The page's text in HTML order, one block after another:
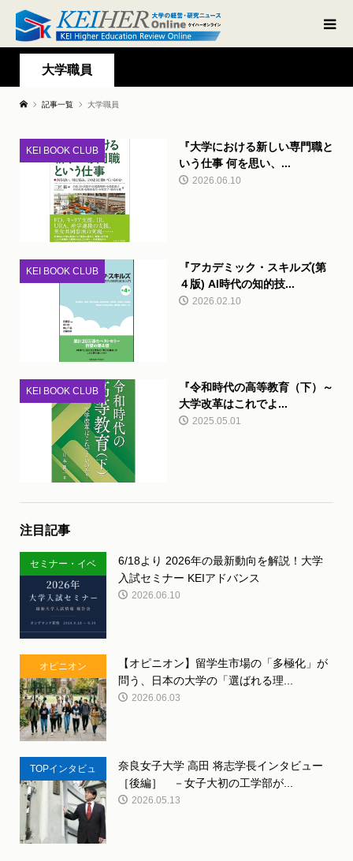
大学職員
記事一覧 大学職員
KEI BOOK CLUB
『大学における新しい専門職と
いう仕事 何を思い、...
2026.06.10
KEI BOOK CLUB
『アカデミック・スキルズ(第
４版) AI時代の知的技...
2026.02.10
KEI BOOK CLUB
『令和時代の高等教育（下）～
大学改革はこれでよ...
2025.05.01
注目記事
セミナー・イベ
ント
6/18より 2026年の最新動向を解説！大学
入試セミナー KEIアドバンス
2026.06.10
オピニオン
【オピニオン】留学生市場の「多極化」が
問う、日本の大学の「選ばれる理...
2026.06.03
TOPインタビュ
ー
奈良女子大学 高田 将志学長インタビュー
［後編］ －女子大初の工学部が...
2026.05.13